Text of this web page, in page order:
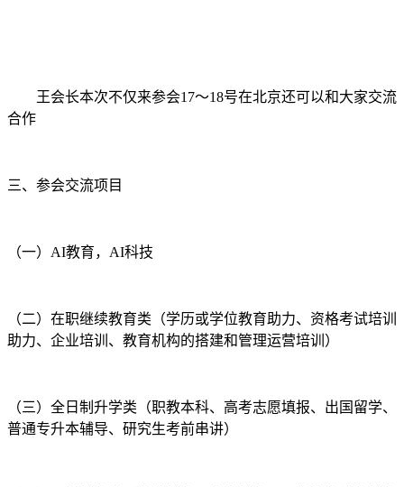
王会长本次不仅来参会17～18号在北京还可以和大家交流
合作
三、参会交流项目
（一）AI教育，AI科技
（二）在职继续教育类（学历或学位教育助力、资格考试培训
助力、企业培训、教育机构的搭建和管理运营培训）
（三）全日制升学类（职教本科、高考志愿填报、出国留学、
普通专升本辅导、研究生考前串讲）